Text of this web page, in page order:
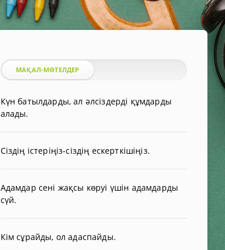
МАҚАЛ-МӘТЕЛДЕР
Күн батылдарды, ал әлсіздерді құмдарды
алады.
Сіздің істеріңіз-сіздің ескерткішіңіз.
Адамдар сені жақсы көруі үшін адамдарды
сүй.
Кім сұрайды, ол адаспайды.